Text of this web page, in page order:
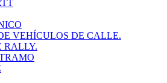
VEHÍCULOS DE CALLE.
RALLY.